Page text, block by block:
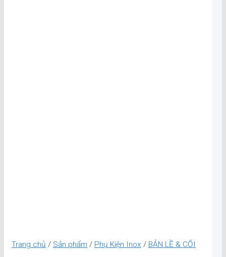
Trang chủ / Sản phẩm / Phụ Kiện Inox / BẢN LỀ & CỐI